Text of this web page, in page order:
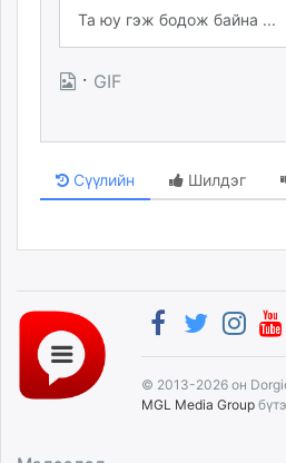
· GIF
Сүүлийн Шилдэг
© 2013-2026 он
MGL Media Group